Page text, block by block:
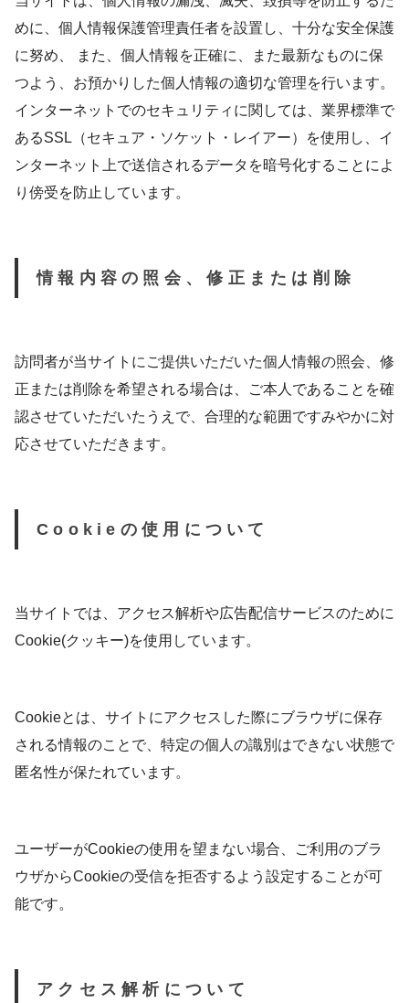
めに、個人情報保護管理責任者を設置し、十分な安全保護
に努め、 また、個人情報を正確に、また最新なものに保
つよう、お預かりした個人情報の適切な管理を行います。
インターネットでのセキュリティに関しては、業界標準で
あるSSL（セキュア・ソケット・レイアー）を使用し、イ
ンターネット上で送信されるデータを暗号化することによ
り傍受を防止しています。
情報内容の照会、修正または削除
訪問者が当サイトにご提供いただいた個人情報の照会、修
正または削除を希望される場合は、ご本人であることを確
認させていただいたうえで、合理的な範囲ですみやかに対
応させていただきます。
Cookieの使用について
当サイトでは、アクセス解析や広告配信サービスのために
Cookie(クッキー)を使用しています。
Cookieとは、サイトにアクセスした際にブラウザに保存
される情報のことで、特定の個人の識別はできない状態で
匿名性が保たれています。
ユーザーがCookieの使用を望まない場合、ご利用のブラ
ウザからCookieの受信を拒否するよう設定することが可
能です。
アクセス解析について